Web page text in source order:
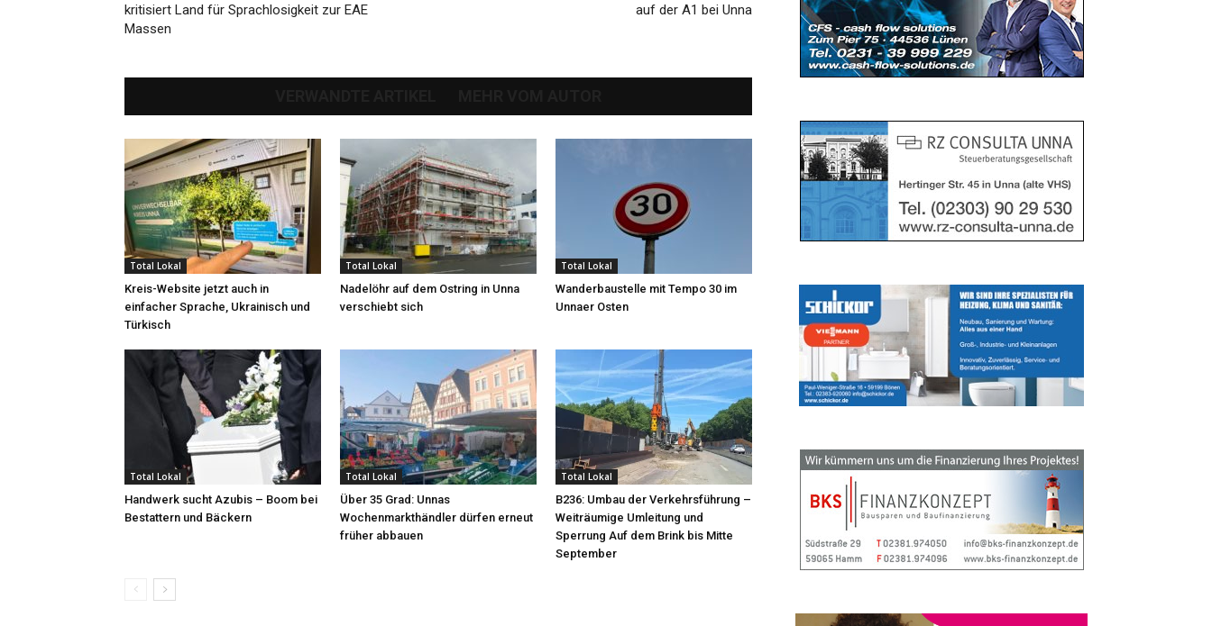
kritisiert Land für Sprachlosigkeit zur EAE
Massen
auf der A1 bei Unna
Total Lokal
Kreis-Website jetzt auch in
einfacher Sprache, Ukrainisch und
Türkisch
Total Lokal
Nadelöhr auf dem Ostring in Unna
verschiebt sich
Total Lokal
Wanderbaustelle mit Tempo 30 im
Unnaer Osten
Total Lokal
Handwerk sucht Azubis – Boom bei
Bestattern und Bäckern
Total Lokal
Über 35 Grad: Unnas
Wochenmarkthändler dürfen erneut
früher abbauen
Total Lokal
B236: Umbau der Verkehrsführung –
Weiträumige Umleitung und
Sperrung Auf dem Brink bis Mitte
September